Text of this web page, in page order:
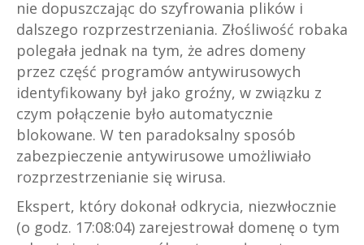
nie dopuszczając do szyfrowania plików i
dalszego rozprzestrzeniania. Złośliwość robaka
polegała jednak na tym, że adres domeny
przez część programów antywirusowych
identyfikowany był jako groźny, w związku z
czym połączenie było automatycznie
blokowane. W ten paradoksalny sposób
zabezpieczenie antywirusowe umożliwiało
rozprzestrzenianie się wirusa.
Ekspert, który dokonał odkrycia, niezwłocznie
(o godz. 17:08:04) zarejestrował domenę o tym